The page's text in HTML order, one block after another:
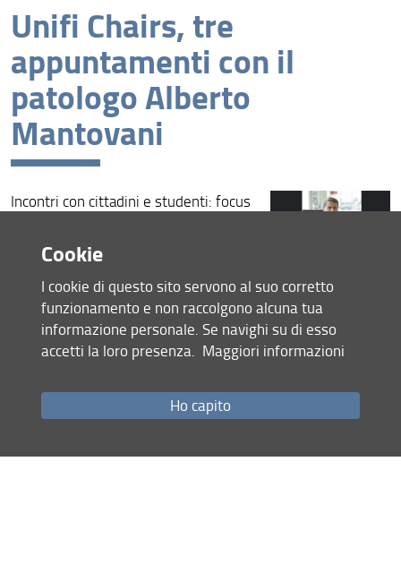
Unifi Chairs, tre
appuntamenti con il
patologo Alberto
Mantovani
Incontri con cittadini e studenti: focus
vaccini
01 Aprile 2025
Condividi
News recenti
Archivio
RSS feed
Cookie
I cookie di questo sito servono al suo corretto
funzionamento e non raccolgono alcuna tua
informazione personale. Se navighi su di esso
accetti la loro presenza. Maggiori informazioni
Ho capito